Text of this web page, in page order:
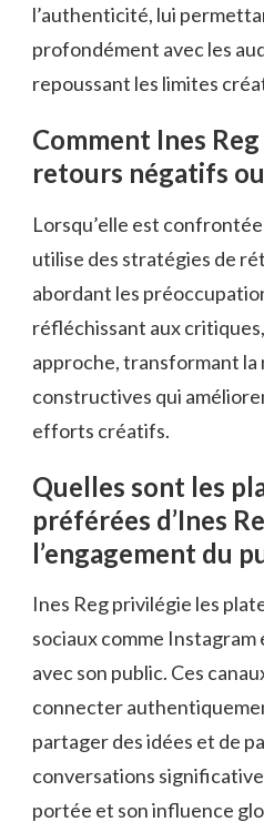
l’authenticité, lui
profondément avec les
repoussant les limites
Comment Ines
retours négatifs
Lorsqu’elle est
utilise des stratégies de
abordant les
réfléchissant aux
approche, transformant la
constructives qui
efforts créatifs.
Quelles sont les
préférées d’Ines
l’engagement du
Ines Reg privilégie les
sociaux comme
avec son public. Ces
connecter
partager des idées et de
conversations
portée et son influence